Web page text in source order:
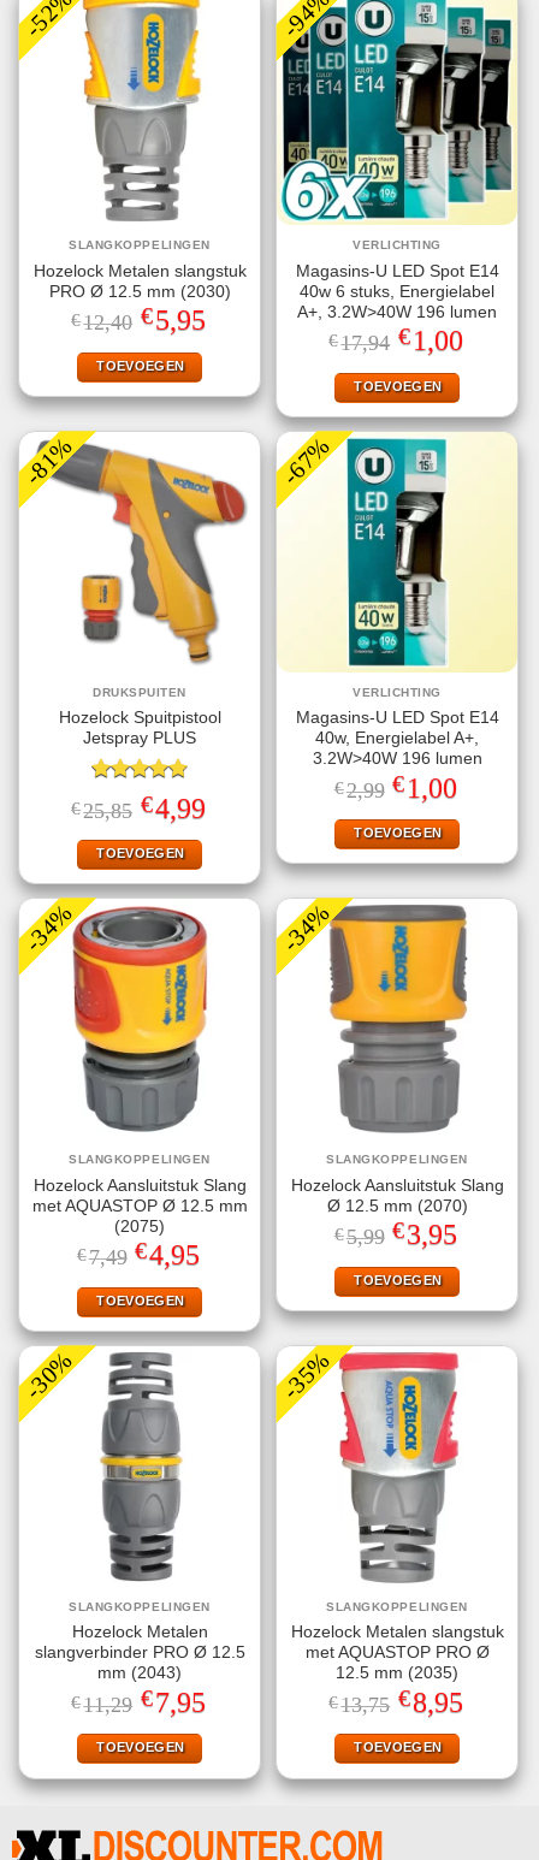
-52%
SLANGKOPPELINGEN
Hozelock Metalen slangstuk
PRO Ø 12.5 mm (2030)
€12,40 Oorspronkelijke
prijs
was:
€12,40.
€5,95prijs
TOEVOEGEN
-94%
VERLICHTING
Magasins-U LED Spot E14
40w 6 stuks, Energielabel
A+, 3.2W>40W 196 lumen
€17,94 Oorspronkelijke
prijs
was:
€17,94.
€1,00Huidige
prijs
TOEVOEGEN
-81%
DRUKSPUITEN
Hozelock Spuitpistool
Jetspray PLUS
Gewaardeerd
4.78uit 5
€25,85 Oorspronkelijke
prijs
was:
€25,85.
€4,99Huidige
prijs
TOEVOEGEN
-67%
VERLICHTING
Magasins-U LED Spot E14
40w, Energielabel A+,
3.2W>40W 196 lumen
€2,99 Oorspronkelijke
prijs
was:
€2,99.
€1,00
is:
€1,00.
TOEVOEGEN
-34%
SLANGKOPPELINGEN
Hozelock Aansluitstuk Slang
met AQUASTOP Ø 12.5 mm
(2075)
€7,49 Oorspronkelijke
prijs
was:
€7,49.
€4,95
is:
€4,95.
TOEVOEGEN
-34%
SLANGKOPPELINGEN
Hozelock Aansluitstuk Slang
Ø 12.5 mm (2070)
€5,99 Oorspronkelijke
prijs
was:
€5,99.
€3,95
is:
€3,95.
TOEVOEGEN
-30%
SLANGKOPPELINGEN
Hozelock Metalen
slangverbinder PRO Ø 12.5
mm (2043)
€11,29 Oorspronkelijke
prijs
was:
€11,29.
€7,95prijs
TOEVOEGEN
-35%
SLANGKOPPELINGEN
Hozelock Metalen slangstuk
met AQUASTOP PRO Ø
12.5 mm (2035)
€13,75 Oorspronkelijke
prijs
was:
€13,75.
€8,95prijs
TOEVOEGEN